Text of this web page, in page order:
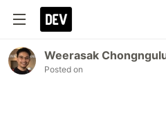
Weerasak
Posted on